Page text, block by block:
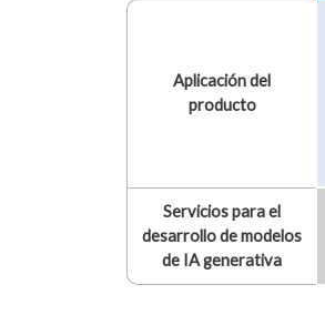
Aplicación del
producto
Servicios para el
desarrollo de modelos
de IA generativa